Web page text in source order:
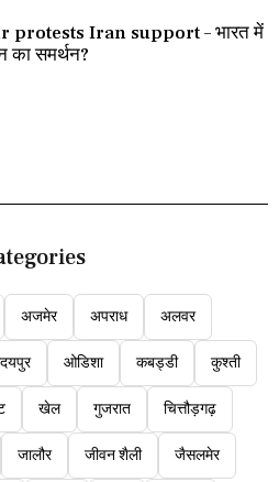
protests Iran support – भारत में
का समर्थन?
अजमेर अपराध अलवर
ओडिशा कबड्डी कुश्ती
खेल गुजरात चित्तौड़गढ़
जालौर जीवन शैली जैसलमेर